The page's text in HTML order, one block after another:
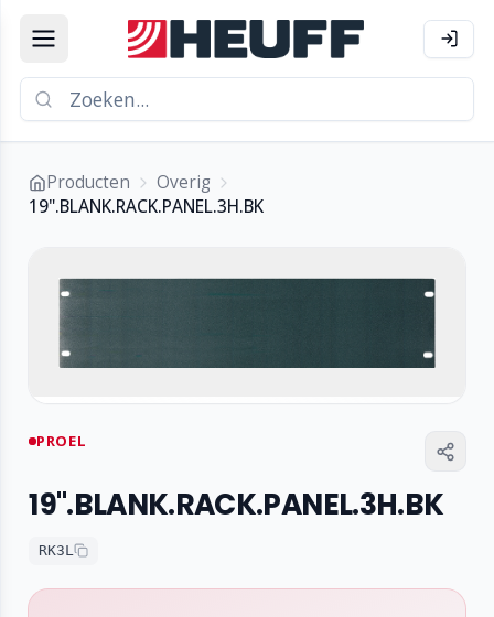
Producten
Overig
19".BLANK.RACK.PANEL.3H.BK
PROEL
19".BLANK.RACK.PANEL.3H.BK
RK3L